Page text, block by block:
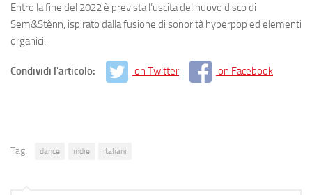
Entro la fine del 2022 è prevista l’uscita del nuovo disco di
Sem&Stènn, ispirato dalla fusione di sonorità hyperpop ed elementi
organici.
Condividi l'articolo: on Twitter on Facebook
Tag: dance indie italiani